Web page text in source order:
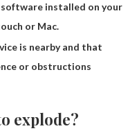
installed on your
or Mac.
is nearby and that
or obstructions
explode?